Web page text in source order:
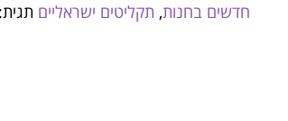
חדשים בחנות, תקליטים ישראליים תגית: